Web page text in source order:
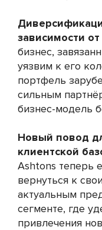
зависимости
бизнес,
уязвим к его
портфель
сильным
бизнес-модель
Новый повод
клиентской
Ashtons теперь
вернуться к
актуальным
сегменте, где
привлечения